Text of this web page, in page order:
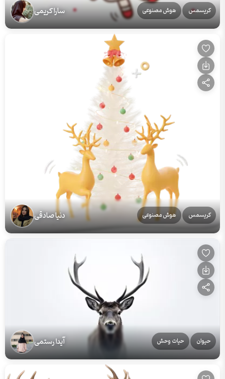
کریسمس هوش مصنوعی سارا کریمی
کریسمس هوش مصنوعی دنیا صادقی
حیوان حیات وحش آیدا رستمی